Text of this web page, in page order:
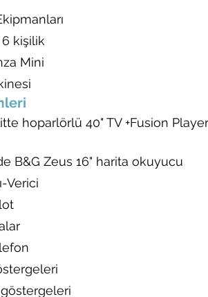
6 kişilik
Mini
hoparlörlü 40" TV +Fusion Player
B&G Zeus 16" harita okuyucu
Verici
göstergeleri